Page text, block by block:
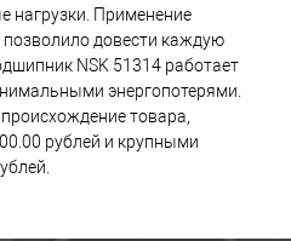
нагрузки. Применение
позволило довести каждую
NSK 51314 работает
энергопотерями.
товара,
рублей и крупными